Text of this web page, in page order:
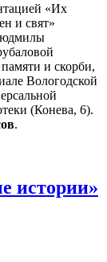
«Их
и свят»
и скорби,
Вологодской
(Конева, 6).
.
истории»